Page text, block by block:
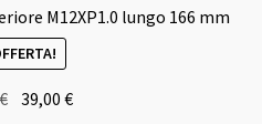
M12XP1.0 lungo 166 mm
39,00€Il